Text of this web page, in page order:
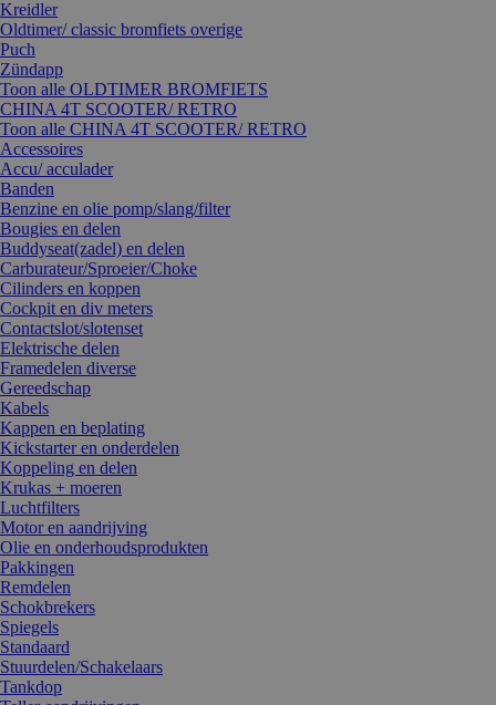
Kreidler
Oldtimer/ classic bromfiets overige
Puch
Zündapp
Toon alle OLDTIMER BROMFIETS
CHINA 4T SCOOTER/ RETRO
Toon alle CHINA 4T SCOOTER/ RETRO
Accessoires
Accu/ acculader
Banden
Benzine en olie pomp/slang/filter
Bougies en delen
Buddyseat(zadel) en delen
Carburateur/Sproeier/Choke
Cilinders en koppen
Cockpit en div meters
Contactslot/slotenset
Elektrische delen
Framedelen diverse
Gereedschap
Kabels
Kappen en beplating
Kickstarter en onderdelen
Koppeling en delen
Krukas + moeren
Luchtfilters
Motor en aandrijving
Olie en onderhoudsprodukten
Pakkingen
Remdelen
Schokbrekers
Spiegels
Standaard
Stuurdelen/Schakelaars
Tankdop